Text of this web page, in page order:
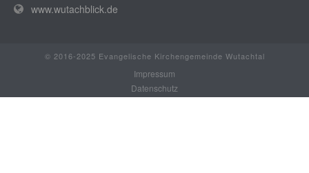
www.wutachblick.de
© 2016-2025 Evangelische Kirchengemeinde Wutachtal
Impressum
Datenschutz